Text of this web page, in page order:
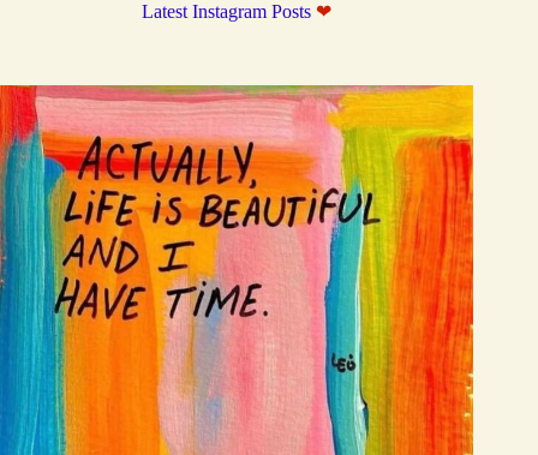
Latest Instagram Posts ❤